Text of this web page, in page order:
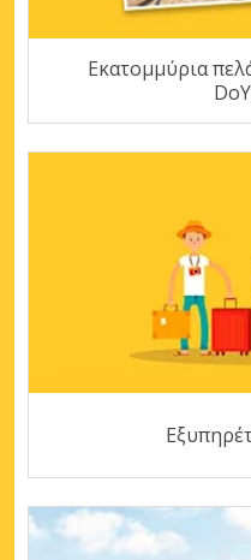
Εκατομμύρια